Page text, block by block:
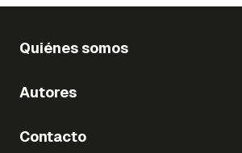
Quiénes somos
Autores
Contacto